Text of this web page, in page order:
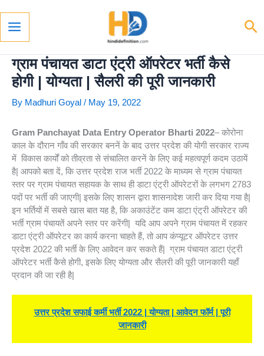
Content
Main
Menu
ग्राम पंचायत डाटा एंट्री ऑपरेटर भर्ती कैसे
होगी | योग्यता | सैलरी की पूरी जानकारी
By Madhuri Goyal / May 19, 2022
Gram Panchayat Data Entry Operator Bharti 2022– कोरोना
काल के दौरान गाँव की सरकार बननें के बाद उत्तर प्रदेश की योगी सरकार राज्य
में विकास कार्यों को तीव्रता से संचालित करनें के लिए कई महत्वपूर्ण कदम उठायें
है| आपको बता दें, कि उत्तर प्रदेश राज भर्ती 2022 के माध्यम से ग्राम पंचायत
स्तर पर ग्राम पंचायत सहायक के साथ ही डाटा एंट्री ऑपरेटरों के लगभग 2783
पदों पर भर्ती की जाएगी| इसके लिए शासन द्वारा शासनादेश जारी कर दिया गया है|
इन भर्तियों में सबसे खास बात यह है, कि अकाउंटेंट कम डाटा एंट्री ऑपरेटर की
भर्ती ग्राम पंचायतें अपने स्तर पर करेंगी| यदि आप अपने ग्राम पंचायत में रहकर
डाटा एंट्री ऑपरेटर का कार्य करना चाहते हैं, तो आप कंप्यूटर ऑपरेटर उत्तर
प्रदेश 2022 की भर्ती के लिए आवेदन कर सकते हैं| ग्राम पंचायत डाटा एंट्री
ऑपरेटर भर्ती कैसे होगी, इसके लिए योग्यता और सैलरी की पूरी जानकारी यहाँ
प्रदान की जा रही है|
उत्तर प्रदेश सफाई कर्मी भर्ती 2022 | योग्यता | आवेदन फॉर्म | पूरी
जानकारी